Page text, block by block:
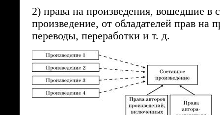
2) права на произведения, вошедшие в
произведение, от обладателей прав на
переводы, переработки и т. д.